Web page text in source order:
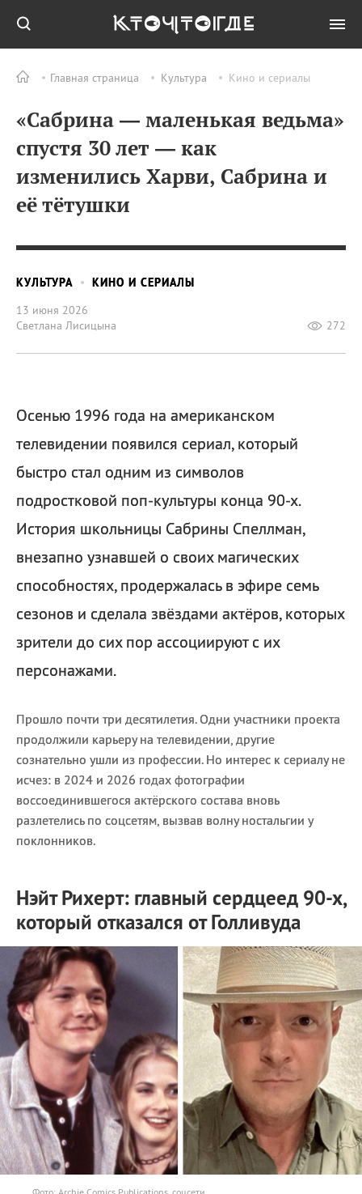
Главная страница Культура Кино и сериалы
«Сабрина — маленькая ведьма»
спустя 30 лет — как
изменились Харви, Сабрина и
её тётушки
КУЛЬТУРА
КИНО И СЕРИАЛЫ
13 июня 2026
Светлана Лисицына
272
Осенью 1996 года на американском
телевидении появился сериал, который
быстро стал одним из символов
подростковой поп-культуры конца 90-х.
История школьницы Сабрины Спеллман,
внезапно узнавшей о своих магических
способностях, продержалась в эфире семь
сезонов и сделала звёздами актёров, которых
зрители до сих пор ассоциируют с их
персонажами.
Прошло почти три десятилетия. Одни участники проекта
продолжили карьеру на телевидении, другие
сознательно ушли из профессии. Но интерес к сериалу не
исчез: в 2024 и 2026 годах фотографии
воссоединившегося актёрского состава вновь
разлетелись по соцсетям, вызвав волну ностальгии у
поклонников.
Нэйт Рихерт: главный сердцеед 90-х,
который отказался от Голливуда